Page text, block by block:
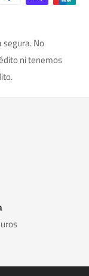
No
ni tenemos